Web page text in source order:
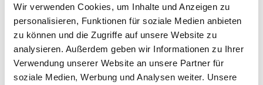
Wir verwenden Cookies, um Inhalte und Anzeigen zu
personalisieren, Funktionen für soziale Medien anbieten
zu können und die Zugriffe auf unsere Website zu
analysieren. Außerdem geben wir Informationen zu Ihrer
Verwendung unserer Website an unsere Partner für
soziale Medien, Werbung und Analysen weiter. Unsere